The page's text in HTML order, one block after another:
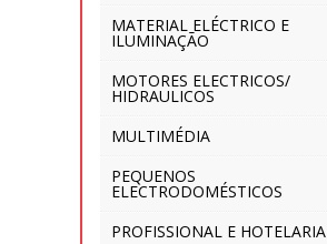
MATERIAL ELÉCTRICO E
ILUMINAÇÃO
MOTORES ELECTRICOS/
HIDRAULICOS
MULTIMÉDIA
PEQUENOS
ELECTRODOMÉSTICOS
PROFISSIONAL E HOTELARIA